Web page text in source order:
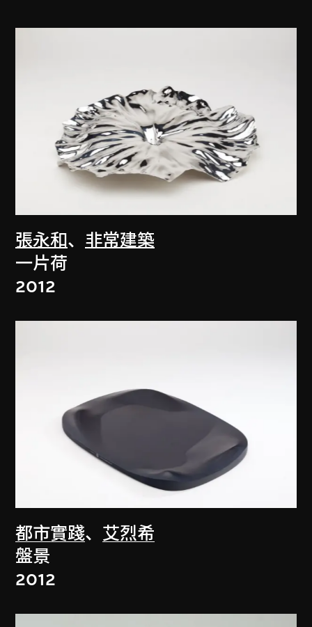
張永和、 非常建築
一片荷
2012
都市實踐、 艾烈希
盤景
2012